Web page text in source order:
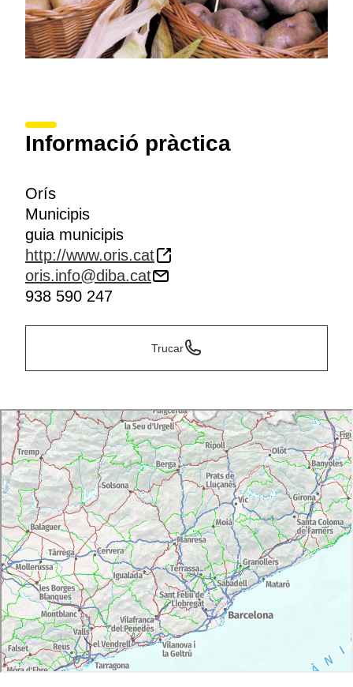
Informació pràctica
Orís
Municipis
guia municipis
http://www.oris.cat
oris.info@diba.cat
938 590 247
Trucar